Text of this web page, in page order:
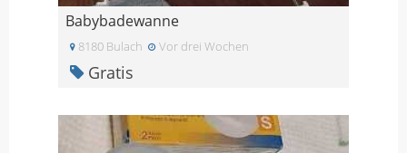
Babybadewanne
8180 Bulach Vor drei Wochen
Gratis